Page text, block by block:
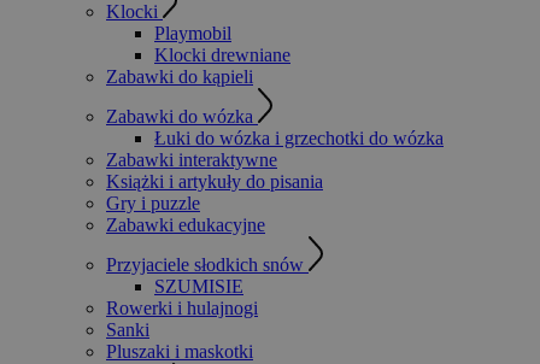
Klocki
Playmobil
Klocki drewniane
Zabawki do kąpieli
Zabawki do wózka
Łuki do wózka i grzechotki do wózka
Zabawki interaktywne
Książki i artykuły do pisania
Gry i puzzle
Zabawki edukacyjne
Przyjaciele słodkich snów
SZUMISIE
Rowerki i hulajnogi
Sanki
Pluszaki i maskotki